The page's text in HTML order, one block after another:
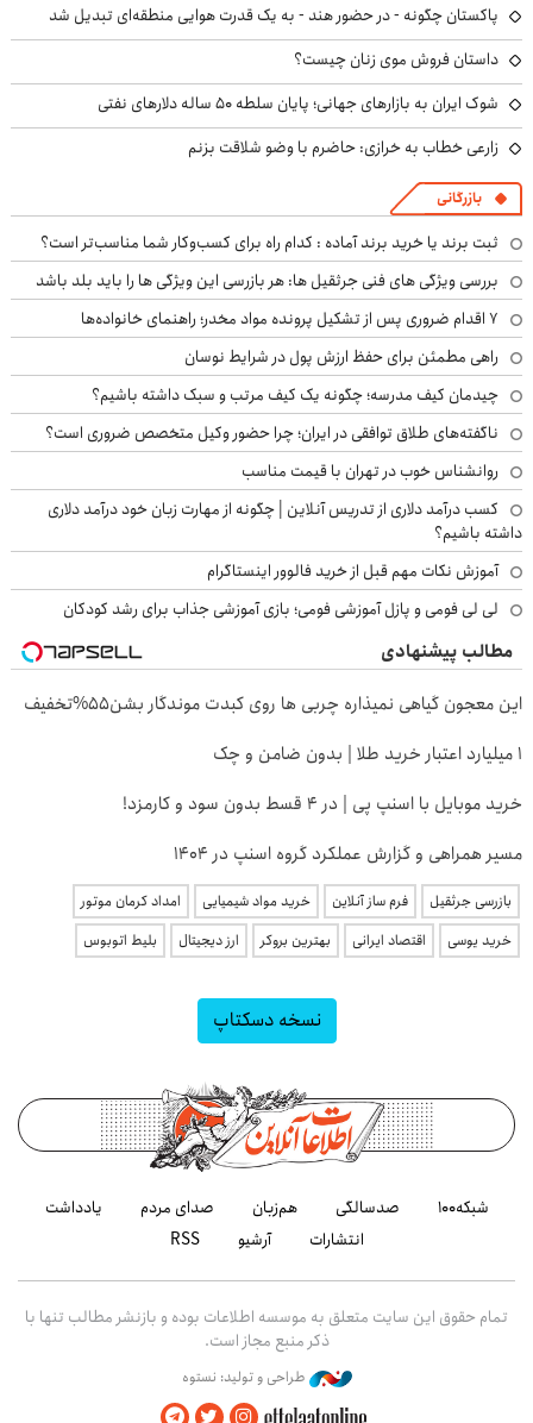
پاکستان چگونه - در حضور هند - به یک قدرت هوایی منطقه‌ای تبدیل شد
داستان فروش موی زنان چیست؟
شوک ایران به بازارهای جهانی؛ پایان سلطه ۵۰ ساله دلارهای نفتی
زارعی خطاب به خرازی: حاضرم با وضو شلاقت بزنم
بازرگانی
ثبت برند یا خرید برند آماده : کدام راه برای کسب‌وکار شما مناسب‌تر است؟
بررسی ویژگی های فنی جرثقیل ها: هر بازرسی این ویژگی ها را باید بلد باشد
۷ اقدام ضروری پس از تشکیل پرونده مواد مخدر؛ راهنمای خانواده‌ها
راهی مطمئن برای حفظ ارزش پول در شرایط نوسان
چیدمان کیف مدرسه؛ چگونه یک کیف مرتب و سبک داشته باشیم؟
ناگفته‌های طلاق توافقی در ایران؛ چرا حضور وکیل متخصص ضروری است؟
روانشناس خوب در تهران با قیمت مناسب
کسب درآمد دلاری از تدریس آنلاین | چگونه از مهارت زبان خود درآمد دلاری
داشته باشیم؟
آموزش نکات مهم قبل از خرید فالوور اینستاگرام
لی لی فومی و پازل آموزشی فومی؛ بازی آموزشی جذاب برای رشد کودکان
مطالب پیشنهادی
این معجون گیاهی نمیذاره چربی ها روی کبدت موندگار بشن55%تخفیف
۱ میلیارد اعتبار خرید طلا | بدون ضامن و چک
خرید موبایل با اسنپ پی | در ۴ قسط بدون سود و کارمزد!
مسیر همراهی و گزارش عملکرد گروه اسنپ در ۱۴۰۴
بازرسی جرثقیل فرم ساز آنلاین خرید مواد شیمیایی
امداد کرمان موتور
خرید یوسی
اقتصاد ایرانی بهترین بروکر ارز دیجیتال بلیط اتوبوس
نسخه دسکتاپ
شبکه۱۰۰ صدسالگی هم‌زبان صدای مردم
یادداشت
انتشارات
آرشیو RSS
تمام حقوق این سایت متعلق به موسسه اطلاعات بوده و بازنشر مطالب تنها با
ذکر منبع مجاز است.
طراحی و تولید: نستوه